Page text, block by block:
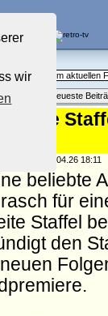
wir
zum aktuellen
Thema Neueste
Zweite
, 15.04.26 18:11
beliebte
für
Staffel
den